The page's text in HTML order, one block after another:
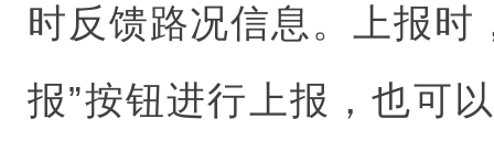
时反馈路况信息。上报时
报”按钮进行上报，也可